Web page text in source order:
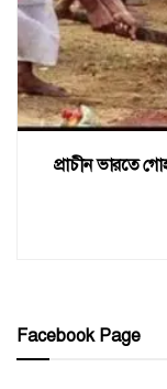
প্রাচীন ভারতে
Facebook Page